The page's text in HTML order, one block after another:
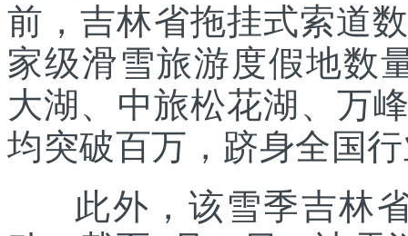
前，吉林省拖挂式索道
家级滑雪旅游度假地数
大湖、中旅松花湖、万
均突破百万，跻身全国
此外，该雪季吉林省